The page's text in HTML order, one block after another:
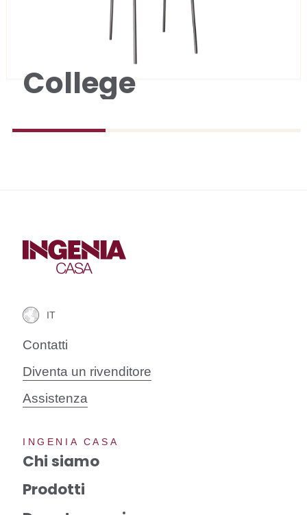
College
Contatti
Diventa un rivenditore
Assistenza
INGENIA CASA
Chi siamo
Prodotti